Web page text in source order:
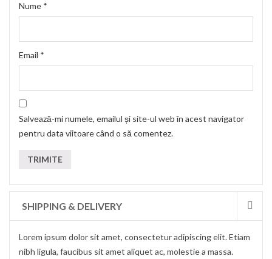
Nume *
Email *
Salvează-mi numele, emailul și site-ul web în acest navigator
pentru data viitoare când o să comentez.
SHIPPING & DELIVERY
Lorem ipsum dolor sit amet, consectetur adipiscing elit. Etiam
nibh ligula, faucibus sit amet aliquet ac, molestie a massa.